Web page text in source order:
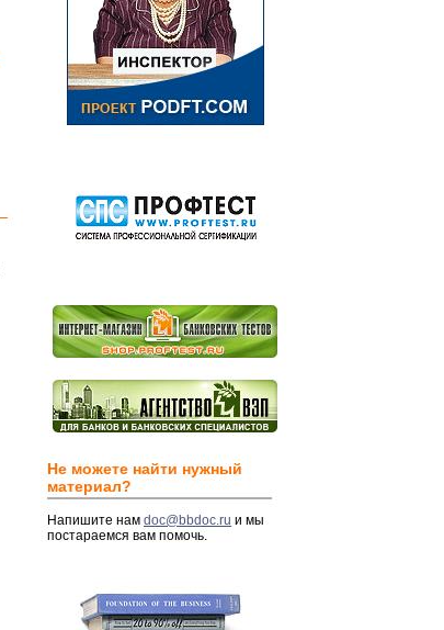
Не можете найти нужный
материал?
Напишите нам doc@bbdoc.ru и мы
постараемся вам помочь.